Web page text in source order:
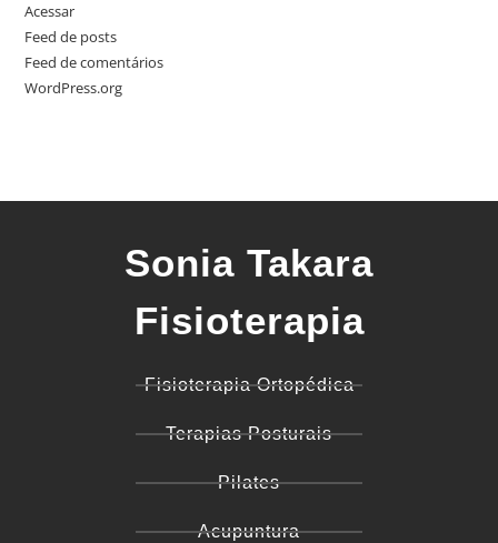
Acessar
Feed de posts
Feed de comentários
WordPress.org
Sonia Takara
Fisioterapia
Fisioterapia Ortopédica
Terapias Posturais
Pilates
Acupuntura